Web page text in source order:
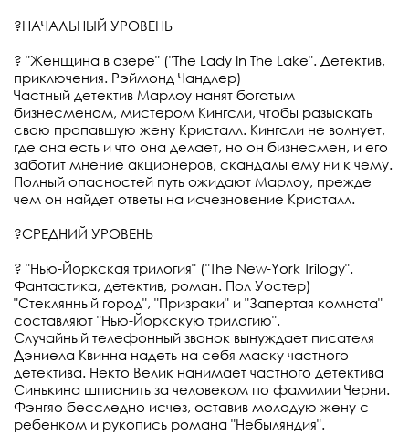
?НАЧАЛЬНЫЙ УРОВЕНЬ
? "Женщина в озере" ("The Lady In The Lake". Детектив,
приключения. Рэймонд Чандлер)
Частный детектив Марлоу нанят богатым
бизнесменом, мистером Кингсли, чтобы разыскать
свою пропавшую жену Кристалл. Кингсли не волнует,
где она есть и что она делает, но он бизнесмен, и его
заботит мнение акционеров, скандалы ему ни к чему.
Полный опасностей путь ожидают Марлоу, прежде
чем он найдет ответы на исчезновение Кристалл.
?СРЕДНИЙ УРОВЕНЬ
? "Нью-Йоркская трилогия" ("The New-York Trilogy".
Фантастика, детектив, роман. Пол Уостер)
"Стеклянный город", "Призраки" и "Запертая комната"
составляют "Нью-Йоркскую трилогию".
Случайный телефонный звонок вынуждает писателя
Дэниела Квинна надеть на себя маску частного
детектива. Некто Велик нанимает частного детектива
Синькина шпионить за человеком по фамилии Черни.
Фэнгяо бесследно исчез, оставив молодую жену с
ребенком и рукопись романа "Небыляндия".